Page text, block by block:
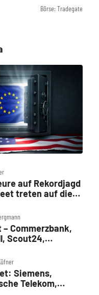
Börse: Tradegate
auf Rekordjagd
treten auf die
– Commerzbank,
Scout24,
Siemens,
Telekom,